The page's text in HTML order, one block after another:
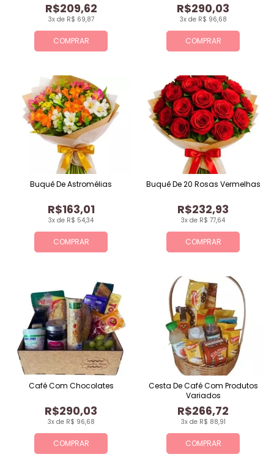
COMPRAR
3x de R$ 69,87
R$209,62
COMPRAR
3x de R$ 96,68
R$290,03
COMPRAR
3x de R$ 54,34
R$163,01
Buquê De Astromélias
COMPRAR
3x de R$ 77,64
R$232,93
Buquê De 20 Rosas Vermelhas
COMPRAR
3x de R$ 96,68
R$290,03
Café Com Chocolates
COMPRAR
3x de R$ 88,91
R$266,72
Cesta De Café Com Produtos
Variados